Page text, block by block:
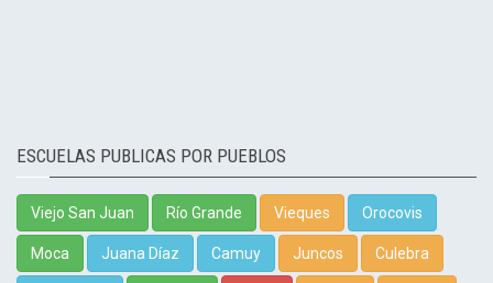
ESCUELAS PUBLICAS POR PUEBLOS
Viejo San Juan Río Grande Vieques Orocovis
Moca Juana Díaz Camuy Juncos Culebra